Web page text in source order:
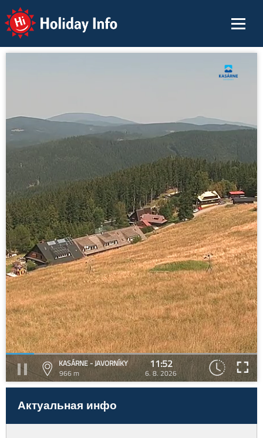
Holiday Info
KASÁRNE - JAVORNÍKY
966 m
11:52
6. 8. 2026
Актуальная инфо